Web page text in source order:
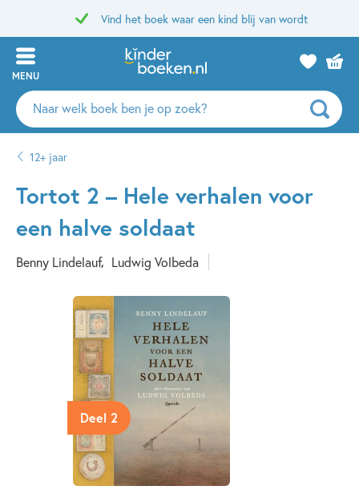
Vind het boek waar een kind blij van wordt
MENU
Zoeken
naar
auteurs
uitgevers
12+ jaar
Tortot 2 – Hele verhalen voor
een halve soldaat
Benny Lindelauf Ludwig Volbeda
Deel 2